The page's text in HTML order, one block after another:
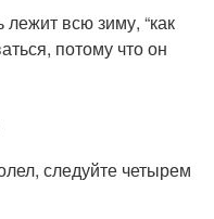
всю зиму, “как
потому что он
следуйте четырем